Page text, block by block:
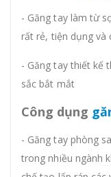
- Găng tay làm từ
rất rẻ, tiện dụng và
- Găng tay thiết kế
sắc bắt mắt
Công dụng
- Găng tay phòng
trong nhiều ngành